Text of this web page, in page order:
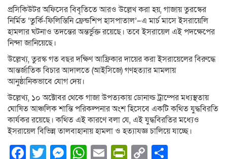
প্রসিকিউটর অফিসের বিবৃতিতে আরও উল্লেখ করা হয়, গাজায় তুরস্কের
নির্মিত ‘তুর্কি-ফিলিস্তিনি ফ্রেন্ডশিপ হাসপাতাল’–এ মার্চ মাসে ইসরায়েলি
হামলার ঘটনাও তদন্তের অন্তর্ভুক্ত রয়েছে। তবে ইসরায়েল এই পদক্ষেপের
নিন্দা জানিয়েছে।
উল্লেখ্য, তুরস্ক গত বছর দক্ষিণ আফ্রিকার দায়ের করা ইসরায়েলের বিরুদ্ধে
আন্তর্জাতিক বিচার আদালতে (আইসিজে) গণহত্যার মামলায়
আনুষ্ঠানিকভাবে যোগ দেয়।
উল্লেখ্য, ১০ অক্টোবর থেকে গাজা উপত্যকায় ডোনাল্ড ট্রাম্পের মধ্যস্থতায়
ঘোষিত আঞ্চলিক শান্তি পরিকল্পনার অংশ হিসেবে একটি কথিত যুদ্ধবিরতি
কার্যকর রয়েছে। কথিত এই কারণে বলা যে, এই যুদ্ধবিরতির মধ্যেও
ইসরায়েল বিভিন্ন তালবাহানায় হামলা ও হত্যাযজ্ঞ চালিয়ে যাচ্ছে।
Facebook
Twitter
Messenger
WhatsApp
EmailPrintFriendly
Copy